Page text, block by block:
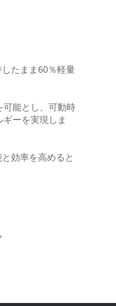
たまま60％軽量
能とし、可動時
ーを実現しま
効率を高めると